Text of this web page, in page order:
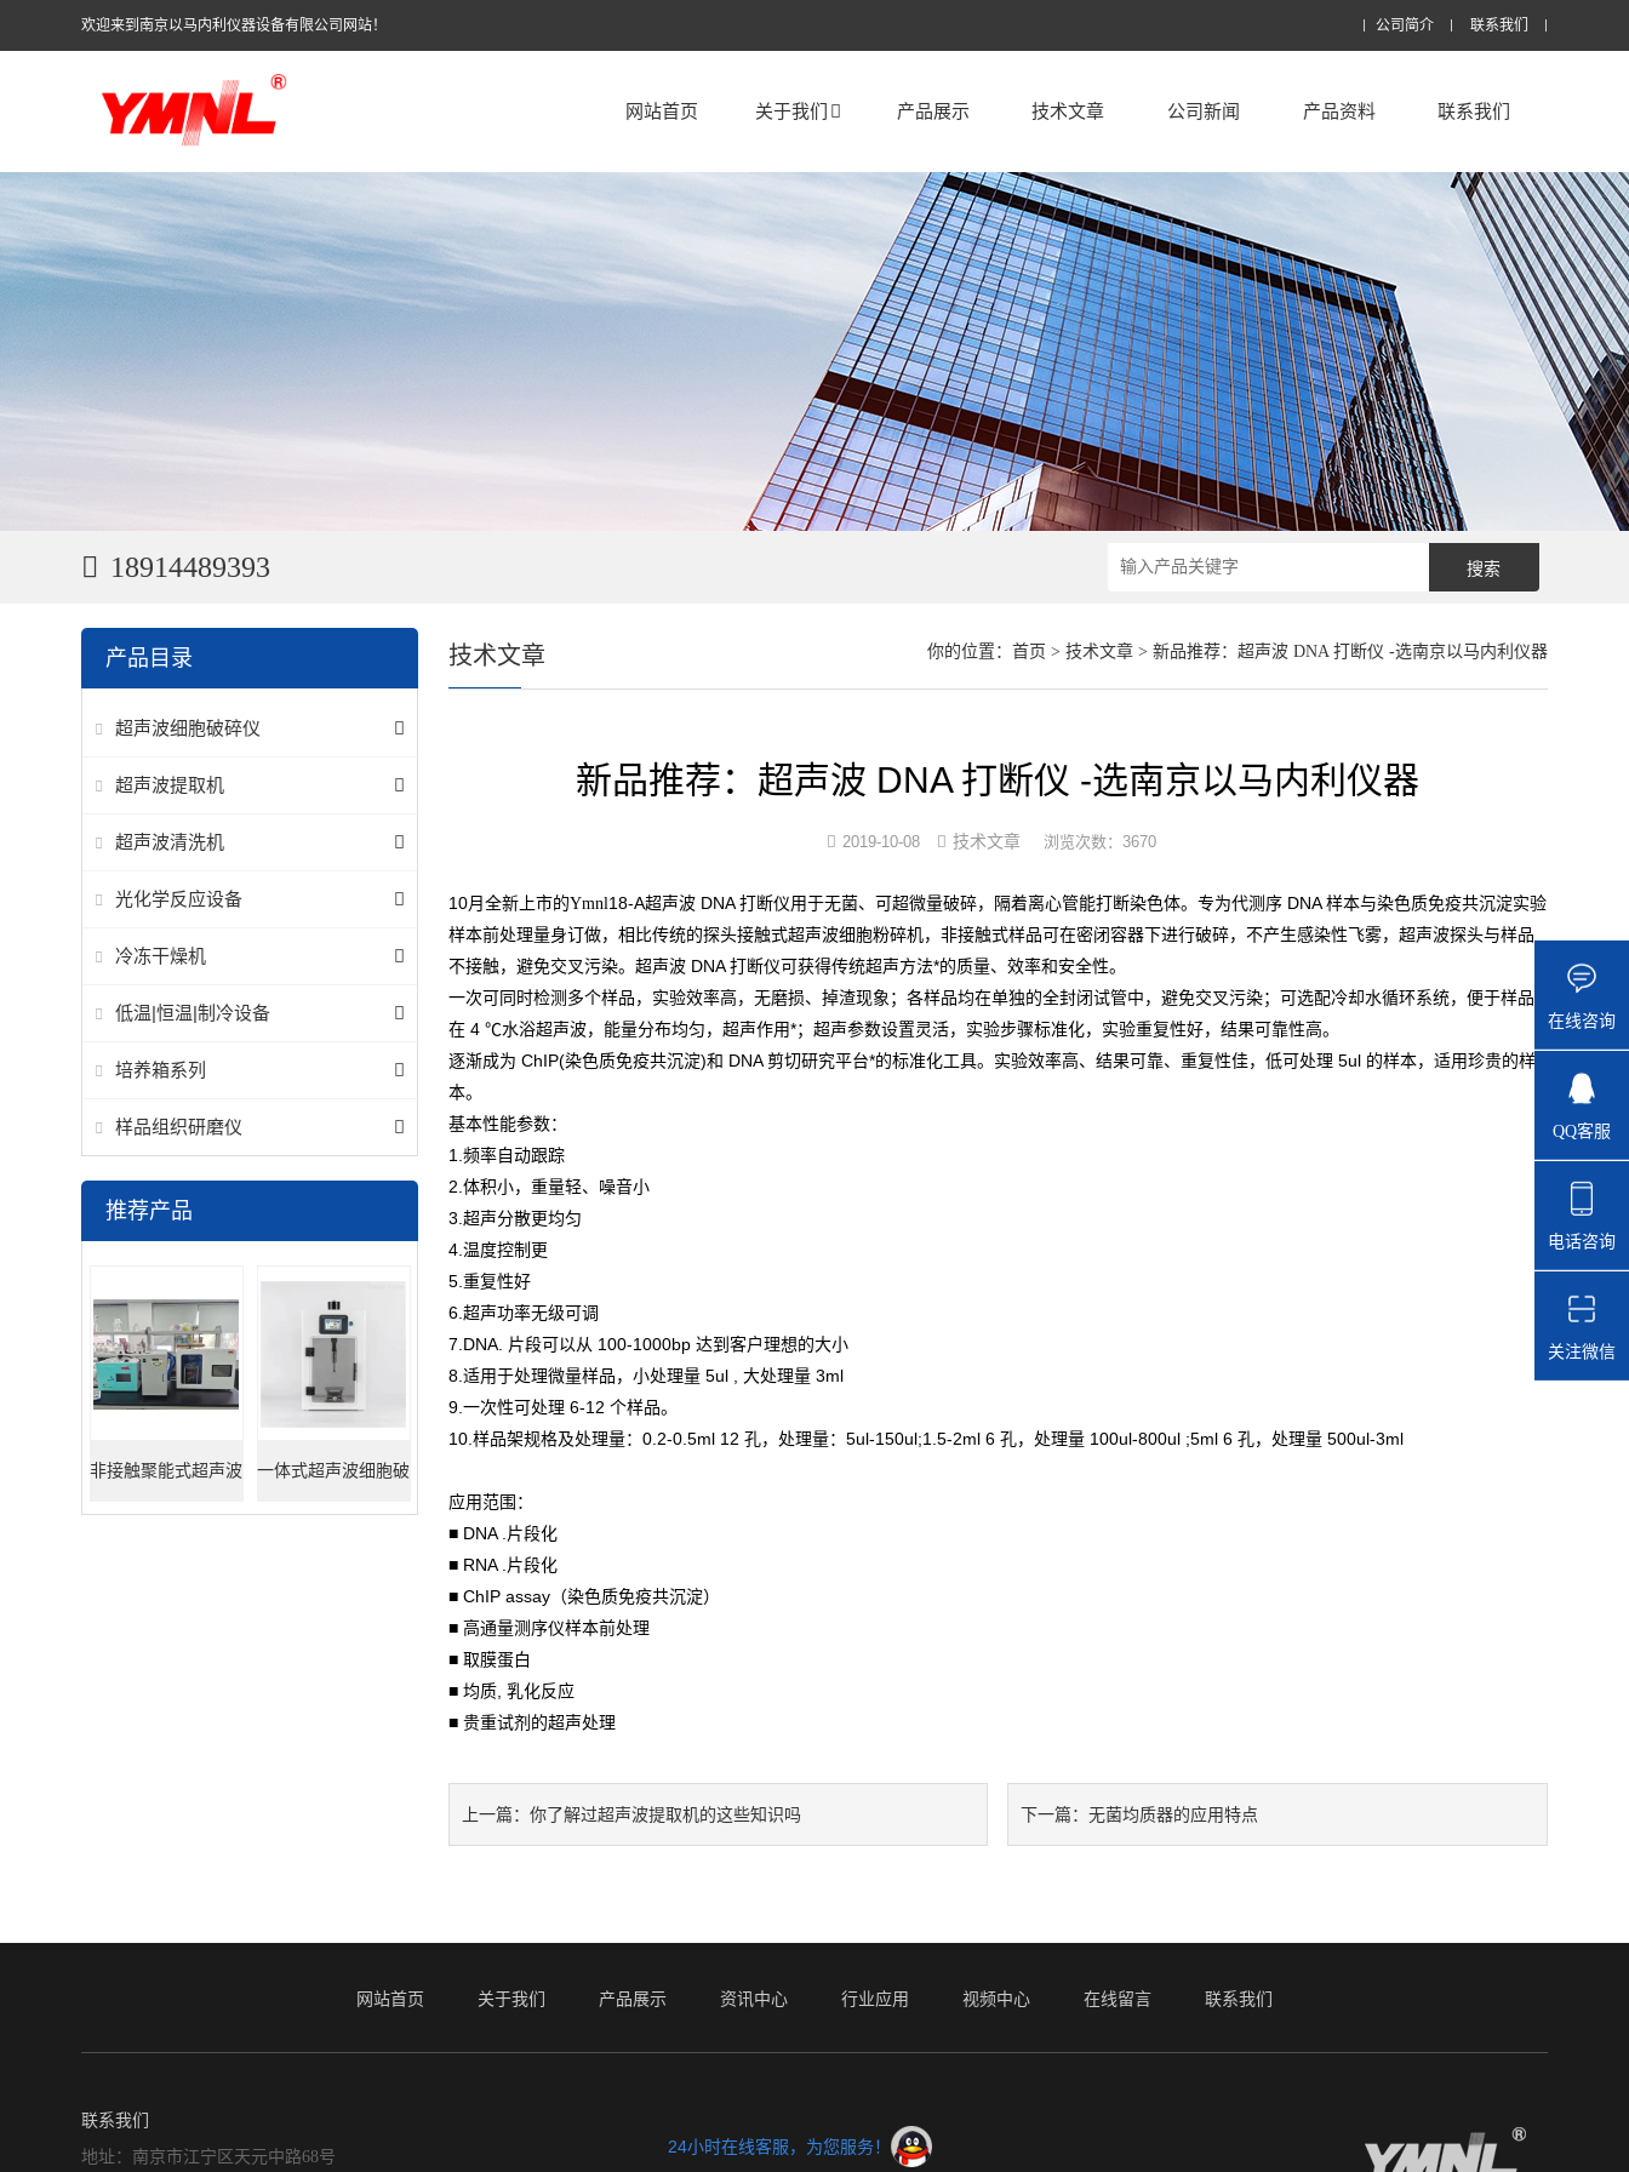
欢迎来到南京以马内利仪器设备有限公司网站！ 公司简介 联系我们
网站首页 关于我们 产品展示 技术文章 公司新闻 产品资料 联系我们
18914489393
产品目录
超声波细胞破碎仪
超声波提取机
超声波清洗机
光化学反应设备
冷冻干燥机
低温|恒温|制冷设备
培养箱系列
样品组织研磨仪
推荐产品
非接触聚能式超声波 一体式超声波细胞破
你的位置： 首页 > 技术文章> 新品推荐：超声波 DNA 打断仪 -选南京以马内利仪器
技术文章
新品推荐：超声波 DNA 打断仪 -选南京以马内利仪器
2019-10-08 技术文章 浏览次数：3670
10月全新上市的Ymnl18-A超声波 DNA 打断仪用于无菌、可超微量破碎，隔着离心管能打断染色体。专为代测序 DNA 样本与染色质免疫共沉淀实验
样本前处理量身订做，相比传统的探头接触式超声波细胞粉碎机，非接触式样品可在密闭容器下进行破碎，不产生感染性飞雾，超声波探头与样品
不接触，避免交叉污染。超声波 DNA 打断仪可获得传统超声方法*的质量、效率和安全性。
一次可同时检测多个样品，实验效率高，无磨损、掉渣现象；各样品均在单独的全封闭试管中，避免交叉污染；可选配冷却水循环系统，便于样品
在 4 ℃水浴超声波，能量分布均匀，超声作用*；超声参数设置灵活，实验步骤标准化，实验重复性好，结果可靠性高。
逐渐成为 ChIP(染色质免疫共沉淀)和 DNA 剪切研究平台*的标准化工具。实验效率高、结果可靠、重复性佳，低可处理 5ul 的样本，适用珍贵的样
本。
基本性能参数：
1.频率自动跟踪
2.体积小，重量轻、噪音小
3.超声分散更均匀
4.温度控制更
5.重复性好
6.超声功率无级可调
7.DNA. 片段可以从 100-1000bp 达到客户理想的大小
8.适用于处理微量样品，小处理量 5ul , 大处理量 3ml
9.一次性可处理 6-12 个样品。
10.样品架规格及处理量：0.2-0.5ml 12 孔，处理量：5ul-150ul;1.5-2ml 6 孔，处理量 100ul-800ul ;5ml 6 孔，处理量 500ul-3ml
应用范围：
■ DNA .片段化
■ RNA .片段化
■ ChIP assay（染色质免疫共沉淀）
■ 高通量测序仪样本前处理
■ 取膜蛋白
■ 均质, 乳化反应
■ 贵重试剂的超声处理
上一篇： 你了解过超声波提取机的这些知识吗 下一篇：无菌均质器的应用特点
网站首页 关于我们 产品展示 资讯中心 行业应用 视频中心 在线留言 联系我们
联系我们
地址：南京市江宁区天元中路68号
24小时在线客服，为您服务！
在线咨询
QQ客服
电话咨询
关注微信